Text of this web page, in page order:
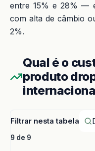
entre 15% e 28% —
com alta de câmbio
2%.
Qual é o
produto
Filtrar nesta tabela
9 de 9